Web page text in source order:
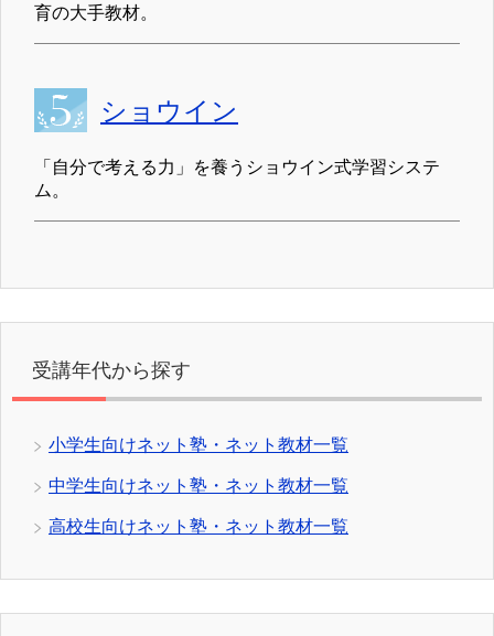
育の大手教材。
ショウイン
「自分で考える力」を養うショウイン式学習システ
ム。
受講年代から探す
小学生向けネット塾・ネット教材一覧
中学生向けネット塾・ネット教材一覧
高校生向けネット塾・ネット教材一覧